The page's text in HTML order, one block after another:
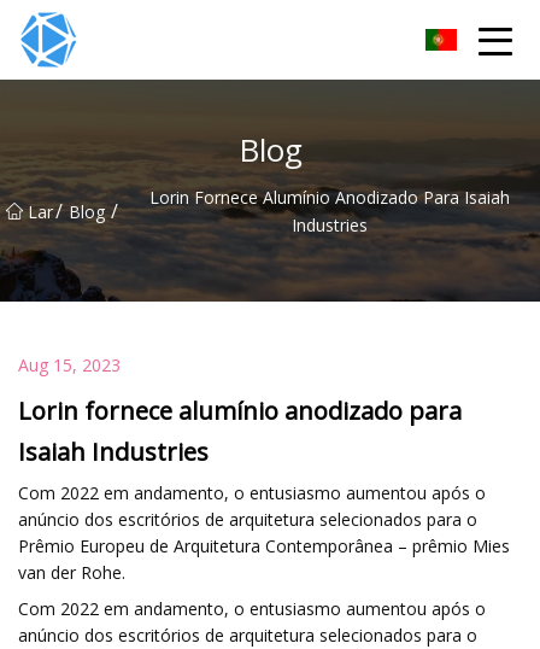
Blog
Lar/ Blog /
Lorin Fornece Alumínio Anodizado Para Isaiah
Industries
Aug 15, 2023
Lorin fornece alumínio anodizado para
Isaiah Industries
Com 2022 em andamento, o entusiasmo aumentou após o
anúncio dos escritórios de arquitetura selecionados para o
Prêmio Europeu de Arquitetura Contemporânea – prêmio Mies
van der Rohe.
Com 2022 em andamento, o entusiasmo aumentou após o
anúncio dos escritórios de arquitetura selecionados para o